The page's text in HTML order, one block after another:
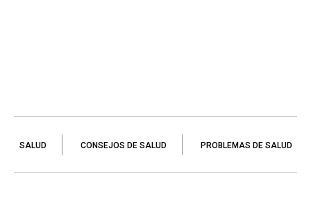
SALUD CONSEJOS DE SALUD PROBLEMAS DE SALUD